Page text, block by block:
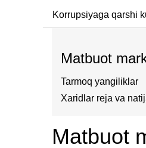
Korrupsiyaga qarshi
Matbuot
Tarmoq yangiliklar
Xaridlar reja va
Matbuot